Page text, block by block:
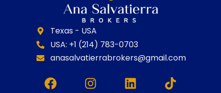
Texas - USA
USA: +1 (214) 783-0703
anasalvatierrabrokers@gmail.com